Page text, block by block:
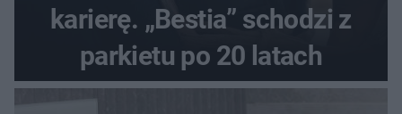
karierę. „Bestia” schodzi z
parkietu po 20 latach